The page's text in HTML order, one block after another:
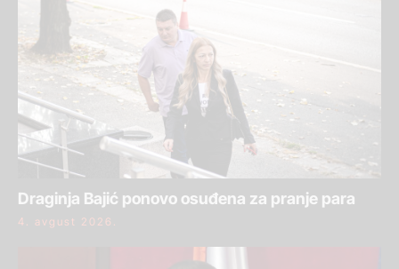
Draginja Bajić ponovo osuđena za pranje para
4. avgust 2026.